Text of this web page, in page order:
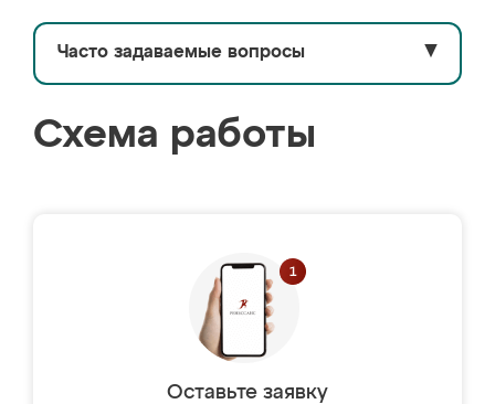
Часто задаваемые вопросы ▼
Схема работы
Оставьте заявку